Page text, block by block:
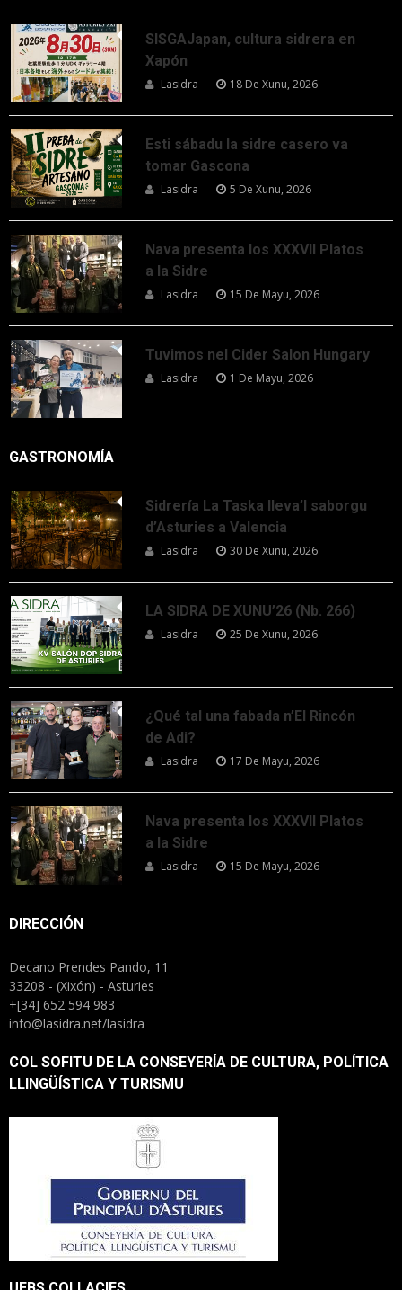
SISGAJapan, cultura sidrera en
Xapón
Lasidra 18 De Xunu, 2026
Esti sábadu la sidre casero va
tomar Gascona
Lasidra 5 De Xunu, 2026
Nava presenta los XXXVII Platos
a la Sidre
Lasidra 15 De Mayu, 2026
Tuvimos nel Cider Salon Hungary
Lasidra 1 De Mayu, 2026
GASTRONOMÍA
Sidrería La Taska lleva’l saborgu
d’Asturies a Valencia
Lasidra 30 De Xunu, 2026
LA SIDRA DE XUNU’26 (Nb. 266)
Lasidra 25 De Xunu, 2026
¿Qué tal una fabada n’El Rincón
de Adi?
Lasidra 17 De Mayu, 2026
Nava presenta los XXXVII Platos
a la Sidre
Lasidra 15 De Mayu, 2026
DIRECCIÓN
Decano Prendes Pando, 11
33208 - (Xixón) - Asturies
+[34] 652 594 983
info@lasidra.net/lasidra
COL SOFITU DE LA CONSEYERÍA DE CULTURA, POLÍTICA
LLINGÜÍSTICA Y TURISMU